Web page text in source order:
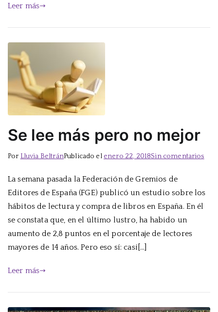
Leer más
Se lee más pero no mejor
Por Lluvia BeltránPublicado el enero 22, 2018Sin comentariosen
más
La semana pasada la Federación de Gremios de
Editores de España (FGE) publicó un estudio sobre los
hábitos de lectura y compra de libros en España. En él
se constata que, en el último lustro, ha habido un
aumento de 2,8 puntos en el porcentaje de lectores
mayores de 14 años. Pero eso sí: casi[…]
Leer más